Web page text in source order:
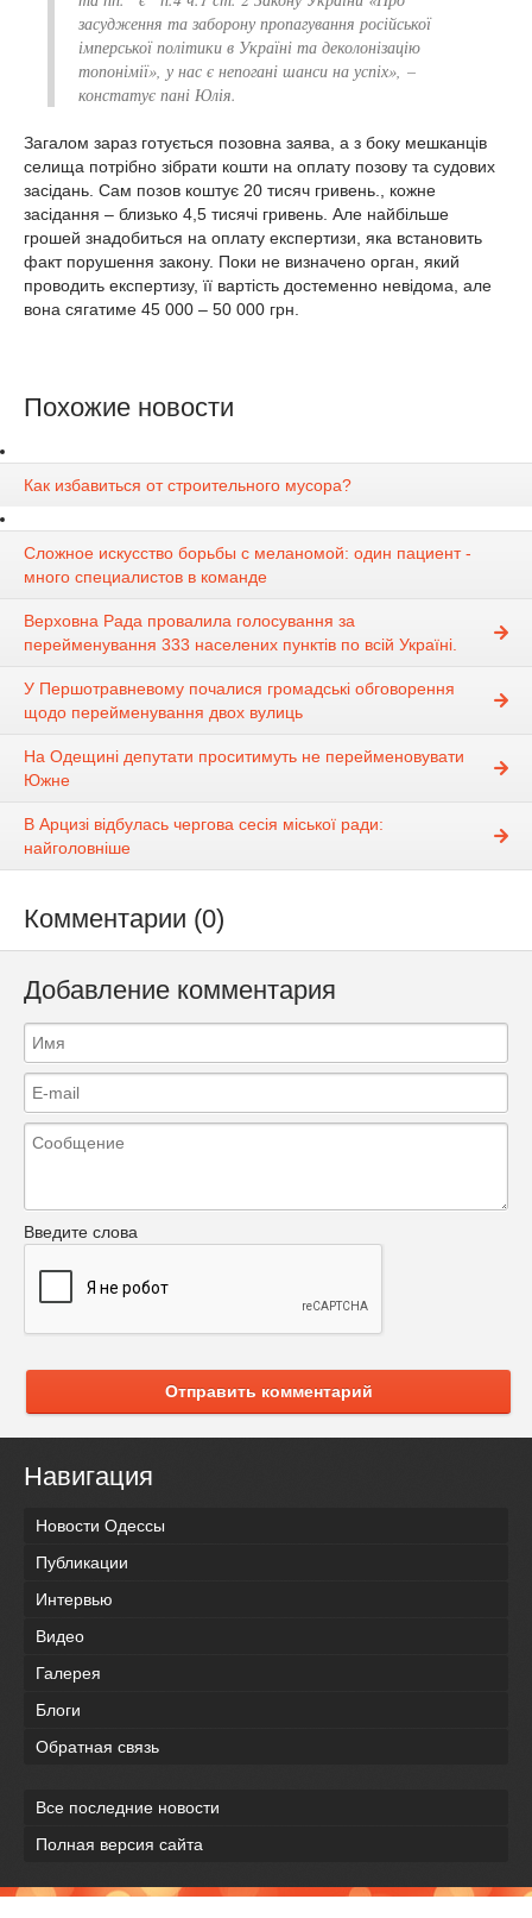
засудження та заборону пропагування російської
імперської політики в Україні та деколонізацію
топонімії», у нас є непогані шанси на успіх», –
констатує пані Юлія.
Загалом зараз готується позовна заява, а з боку мешканців
селища потрібно зібрати кошти на оплату позову та судових
засідань. Сам позов коштує 20 тисяч гривень., кожне
засідання – близько 4,5 тисячі гривень. Але найбільше
грошей знадобиться на оплату експертизи, яка встановить
факт порушення закону. Поки не визначено орган, який
проводить експертизу, її вартість достеменно невідома, але
вона сягатиме 45 000 – 50 000 грн.
Похожие новости
Как избавиться от строительного мусора?
Сложное искусство борьбы с меланомой: один пациент -
много специалистов в команде
Верховна Рада провалила голосування за
перейменування 333 населених пунктів по всій Україні.
У Першотравневому почалися громадські обговорення
щодо перейменування двох вулиць
На Одещині депутати проситимуть не перейменовувати
Южне
В Арцизі відбулась чергова сесія міської ради:
найголовніше
Комментарии (0)
Добавление комментария
Введите слова
Отправить комментарий
Навигация
Новости Одессы
Публикации
Интервью
Видео
Галерея
Блоги
Обратная связь
Все последние новости
Полная версия сайта